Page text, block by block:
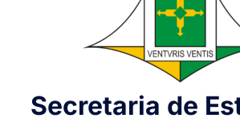
Secretaria de